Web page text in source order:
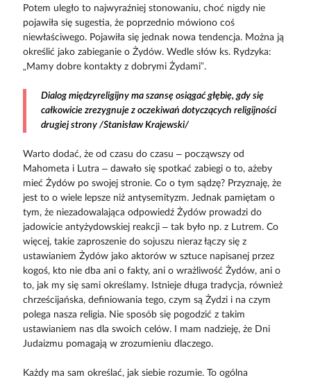
Potem uległo to najwyraźniej stonowaniu, choć nigdy nie
pojawiła się sugestia, że poprzednio mówiono coś
niewłaściwego. Pojawiła się jednak nowa tendencja. Można ją
określić jako zabieganie o Żydów. Wedle słów ks. Rydzyka:
„Mamy dobre kontakty z dobrymi Żydami”.
Dialog międzyreligijny ma szansę osiągać głębię, gdy się
całkowicie zrezygnuje z oczekiwań dotyczących religijności
drugiej strony /Stanisław Krajewski/
Warto dodać, że od czasu do czasu – począwszy od
Mahometa i Lutra – dawało się spotkać zabiegi o to, ażeby
mieć Żydów po swojej stronie. Co o tym sądzę? Przyznaję, że
jest to o wiele lepsze niż antysemityzm. Jednak pamiętam o
tym, że niezadowalająca odpowiedź Żydów prowadzi do
jadowicie antyżydowskiej reakcji – tak było np. z Lutrem. Co
więcej, takie zaproszenie do sojuszu nieraz łączy się z
ustawianiem Żydów jako aktorów w sztuce napisanej przez
kogoś, kto nie dba ani o fakty, ani o wrażliwość Żydów, ani o
to, jak my się sami określamy. Istnieje długa tradycja, również
chrześcijańska, definiowania tego, czym są Żydzi i na czym
polega nasza religia. Nie sposób się pogodzić z takim
ustawianiem nas dla swoich celów. I mam nadzieję, że Dni
Judaizmu pomagają w zrozumieniu dlaczego.
Każdy ma sam określać, jak siebie rozumie. To ogólna